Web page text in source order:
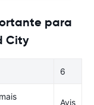
para
City
6
Avis